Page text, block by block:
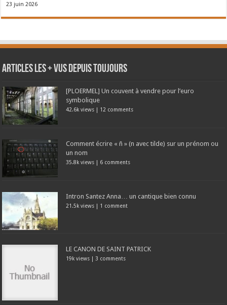
23 juin 2026
Articles les + vus depuis toujours
[PLOERMEL] Un couvent à vendre pour l’euro
symbolique
42.6k views | 12 comments
Comment écrire « ñ » (n avec tilde) sur un prénom ou
un nom
35.8k views | 6 comments
Intron Santez Anna… un cantique bien connu
21.5k views | 1 comment
LE CANON DE SAINT PATRICK
19k views | 3 comments